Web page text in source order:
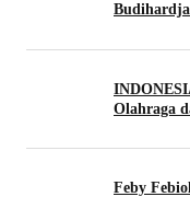
Budihardja
Olahraga
Feby